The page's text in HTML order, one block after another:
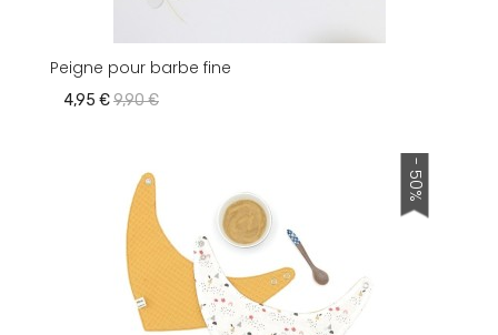
Peigne pour barbe fine
4,95 €9,90 €
- 50%